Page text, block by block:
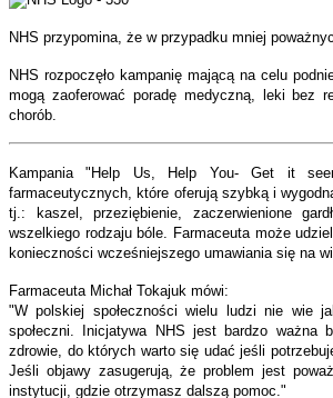
NHS przypomina, że w przypadku mniej
NHS rozpoczęło kampanię mającą na celu
mogą zaoferować poradę medyczną, leki bez
chorób.
Kampania "Help Us, Help You- Get it
farmaceutycznych, które oferują szybką i
tj.: kaszel, przeziębienie, zaczerwienione
wszelkiego rodzaju bóle. Farmaceuta może
konieczności wcześniejszego umawiania się na
Farmaceuta Michał Tokajuk mówi:
"W polskiej społeczności wielu ludzi nie wie
społeczni. Inicjatywa NHS jest bardzo
zdrowie, do których warto się udać jeśli
Jeśli objawy zasugerują, że problem jest
instytucji, gdzie otrzymasz dalszą pomoc."